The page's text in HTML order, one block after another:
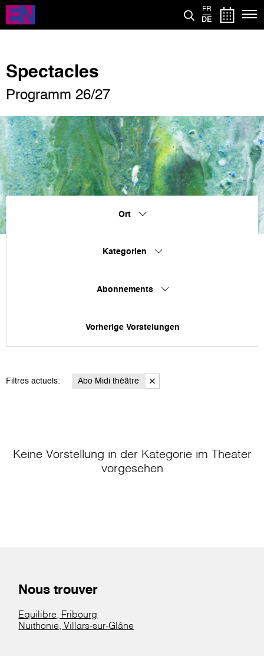
Direkt
zum
Inhalt
FR
DE
Spectacles
Programm 26/27
Ort
Kategorien
Abonnements
Vorherige Vorstelungen
Filtres actuels: Abo Midi théâtre
Keine Vorstellung in der Kategorie im Theater
vorgesehen
Nous trouver
Equilibre, Fribourg
Nuithonie, Villars-sur-Glâne